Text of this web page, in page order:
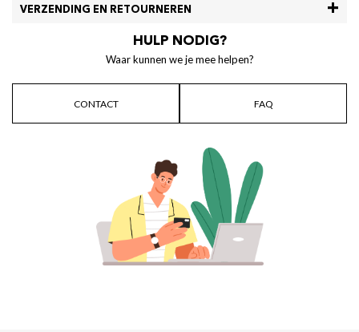
VERZENDING EN RETOURNEREN
HULP NODIG?
Waar kunnen we je mee helpen?
CONTACT FAQ